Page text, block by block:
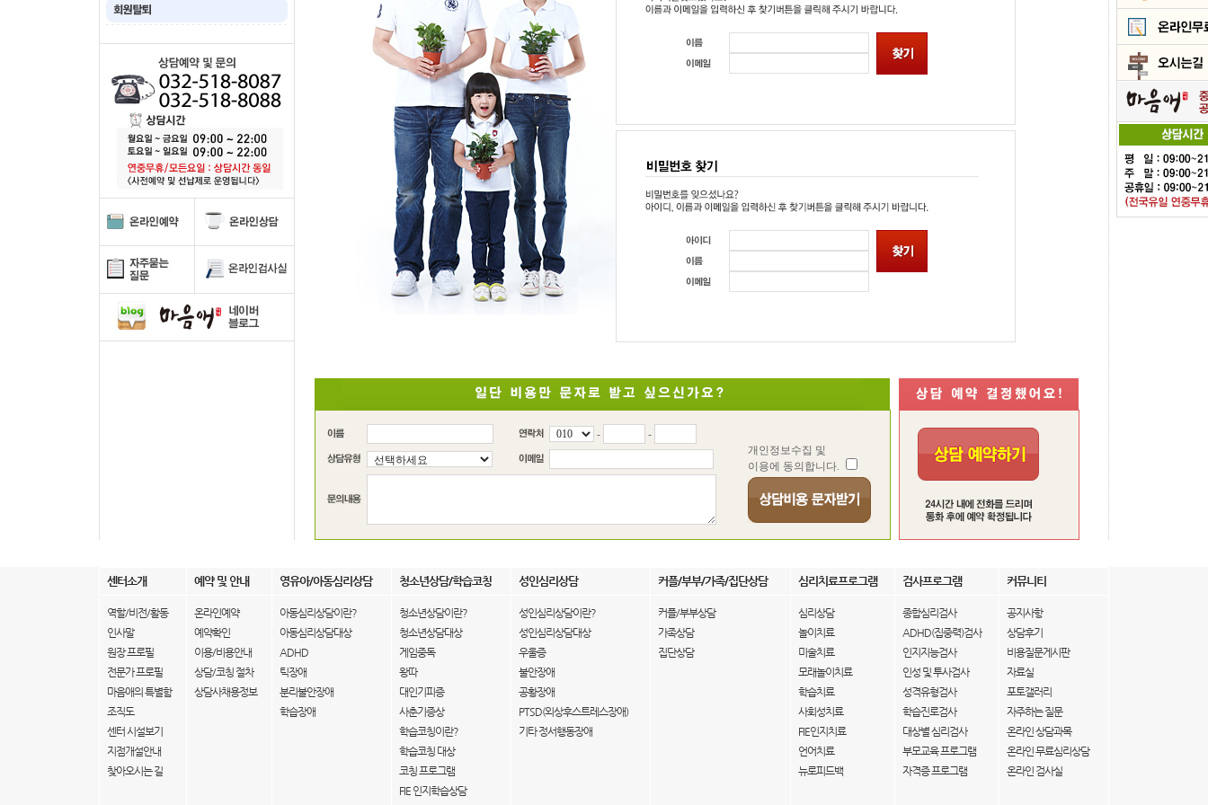
-
-
개인정보수집 및
이용에 동의합니다.
센터소개 예약 및 안내 영유아/아동심리상담 청소년상담/학습코칭 성인심리상담 커플/부부/가족/집단상담 심리치료프로그램 검사프로그램 커뮤니티
역할/비전/활동
인사말
원장 프로필
전문가 프로필
마음애의 특별함
조직도
센터 시설보기
지점개설안내
찾아오시는 길
온라인예약
예약확인
이용/비용안내
상담/코칭 절차
상담사채용정보
아동심리상담이란?
아동심리상담대상
ADHD
틱장애
분리불안장애
학습장애
청소년상담이란?
청소년상담대상
게임중독
왕따
대인기피증
사춘기증상
학습코칭이란?
학습코칭 대상
코칭 프로그램
FIE 인지학습상담
성인심리상담이란?
성인심리상담대상
우울증
불안장애
공황장애
PTSD(외상후스트레스장애)
기타 정서행동장애
커플/부부상담
가족상담
집단상담
심리상담
놀이치료
미술치료
모래놀이치료
학습치료
사회성치료
FIE인지치료
언어치료
뉴로피드백
종합심리검사
ADHD(집중력)검사
인지지능검사
인성 및 투사검사
성격유형검사
학습진로검사
대상별 심리검사
부모교육 프로그램
자격증 프로그램
공지사항
상담후기
비용질문게시판
자료실
포토갤러리
자주하는 질문
온라인 상담과목
온라인 무료심리상담
온라인 검사실